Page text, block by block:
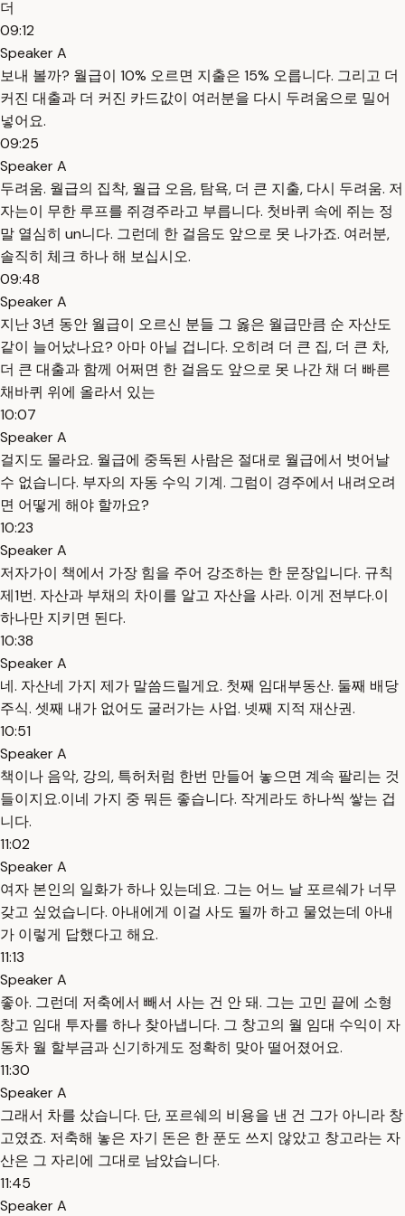
더
09:12
Speaker A
보내 볼까? 월급이 10% 오르면 지출은 15% 오릅니다. 그리고 더
커진 대출과 더 커진 카드값이 여러분을 다시 두려움으로 밀어
넣어요.
09:25
Speaker A
두려움. 월급의 집착, 월급 오음, 탐욕, 더 큰 지출, 다시 두려움. 저
자는이 무한 루프를 쥐경주라고 부릅니다. 첫바퀴 속에 쥐는 정
말 열심히 un니다. 그런데 한 걸음도 앞으로 못 나가죠. 여러분,
솔직히 체크 하나 해 보십시오.
09:48
Speaker A
지난 3년 동안 월급이 오르신 분들 그 옳은 월급만큼 순 자산도
같이 늘어났나요? 아마 아닐 겁니다. 오히려 더 큰 집, 더 큰 차,
더 큰 대출과 함께 어쩌면 한 걸음도 앞으로 못 나간 채 더 빠른
채바퀴 위에 올라서 있는
10:07
Speaker A
걸지도 몰라요. 월급에 중독된 사람은 절대로 월급에서 벗어날
수 없습니다. 부자의 자동 수익 기계. 그럼이 경주에서 내려오려
면 어떻게 해야 할까요?
10:23
Speaker A
저자가이 책에서 가장 힘을 주어 강조하는 한 문장입니다. 규칙
제1번. 자산과 부채의 차이를 알고 자산을 사라. 이게 전부다.이
하나만 지키면 된다.
10:38
Speaker A
네. 자산네 가지 제가 말씀드릴게요. 첫째 임대부동산. 둘째 배당
주식. 셋째 내가 없어도 굴러가는 사업. 넷째 지적 재산권.
10:51
Speaker A
책이나 음악, 강의, 특허처럼 한번 만들어 놓으면 계속 팔리는 것
들이지요.이네 가지 중 뭐든 좋습니다. 작게라도 하나씩 쌓는 겁
니다.
11:02
Speaker A
여자 본인의 일화가 하나 있는데요. 그는 어느 날 포르쉐가 너무
갖고 싶었습니다. 아내에게 이걸 사도 될까 하고 물었는데 아내
가 이렇게 답했다고 해요.
11:13
Speaker A
좋아. 그런데 저축에서 빼서 사는 건 안 돼. 그는 고민 끝에 소형
창고 임대 투자를 하나 찾아냅니다. 그 창고의 월 임대 수익이 자
동차 월 할부금과 신기하게도 정확히 맞아 떨어졌어요.
11:30
Speaker A
그래서 차를 샀습니다. 단, 포르쉐의 비용을 낸 건 그가 아니라 창
고였죠. 저축해 놓은 자기 돈은 한 푼도 쓰지 않았고 창고라는 자
산은 그 자리에 그대로 남았습니다.
11:45
Speaker A